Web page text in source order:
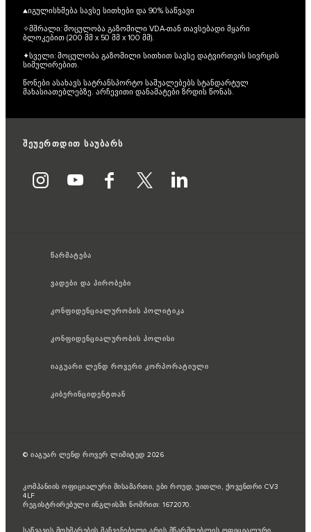
▲იგულისხმება სავსე სითხები და 90% საწვავი
✧მშრალი: მოცულობა გაზომილი VDA-თან თავსებადი მყარი
ბლოკებით (200 მმ x 50 მმ x 100 მმ).
✦სველი: მოცულობა გაზომილი სითხით სავსე დატვირთვის სივრცის
სიმულირებით.
წონები ასახავს სატრანსპორტო საშუალებებს სტანდარტულ
მახასიათებლებზე. არჩევითი დანამატები ზრდის წონას.
შეუერთდით საუბარს
წარმატება
ვადები და პირობები
კონფიდენციალურობის პოლიტიკა
კონფიდენციალურობის პოლისი
იაგუარი ლენდ როვერი კორპორატიული
კიბერინციდენტთან
© იაგუარ ლენდ როვერ ლიმიტედ 2026
კომპანიის ოფიციალური მისამართი, ები როუდ, უითლი, ქოვენთრი CV3
4LF
რეგისტრირებული ინგლისში ნომრით: 1672070.